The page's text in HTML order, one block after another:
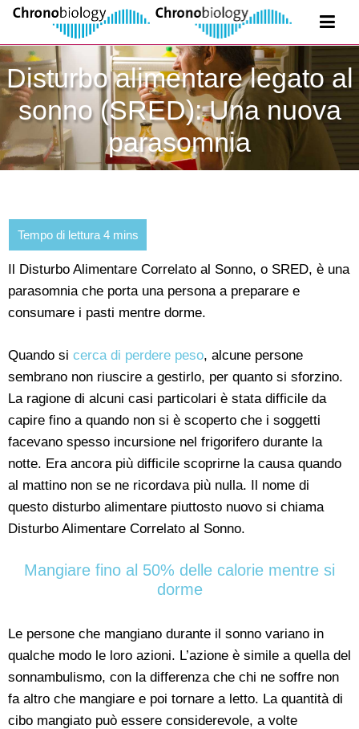
Disturbo alimentare legato al
sonno (SRED): Una nuova
parasomnia
Il Disturbo Alimentare Correlato al Sonno, o SRED, è una
parasomnia che porta una persona a preparare e
consumare i pasti mentre dorme.
Quando si cerca di perdere peso, alcune persone
sembrano non riuscire a gestirlo, per quanto si sforzino.
La ragione di alcuni casi particolari è stata difficile da
capire fino a quando non si è scoperto che i soggetti
facevano spesso incursione nel frigorifero durante la
notte. Era ancora più difficile scoprirne la causa quando
al mattino non se ne ricordava più nulla. Il nome di
questo disturbo alimentare piuttosto nuovo si chiama
Disturbo Alimentare Correlato al Sonno.
Mangiare fino al 50% delle calorie mentre si
dorme
Le persone che mangiano durante il sonno variano in
qualche modo le loro azioni. L’azione è simile a quella del
sonnambulismo, con la differenza che chi ne soffre non
fa altro che mangiare e poi tornare a letto. La quantità di
cibo mangiato può essere considerevole, a volte